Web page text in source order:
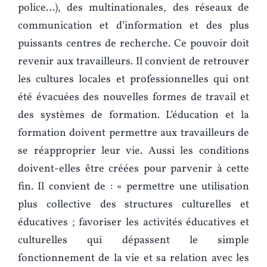
police…), des multinationales, des réseaux de
communication et d’information et des plus
puissants centres de recherche. Ce pouvoir doit
revenir aux travailleurs. Il convient de retrouver
les cultures locales et professionnelles qui ont
été évacuées des nouvelles formes de travail et
des systèmes de formation. L’éducation et la
formation doivent permettre aux travailleurs de
se réapproprier leur vie. Aussi les conditions
doivent-elles être créées pour parvenir à cette
fin. Il convient de : « permettre une utilisation
plus collective des structures culturelles et
éducatives ; favoriser les activités éducatives et
culturelles qui dépassent le simple
fonctionnement de la vie et sa relation avec les